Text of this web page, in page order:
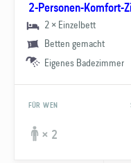
2-Personen-Komfort-
2 × Einzelbett
Betten gemacht
Eigenes Badezimmer
FÜR WEN
× 2